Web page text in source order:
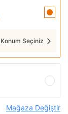
Konum Seçiniz
Mağaza Değiştir